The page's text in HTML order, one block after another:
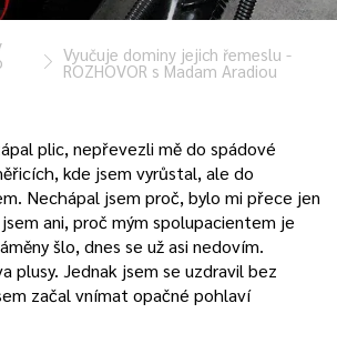
Vyučuje dominy jejich řemeslu -
ROZHOVOR s Madam Aradiou
plic, nepřevezli mě do spádové
kde jsem vyrůstal, ale do
Nechápal jsem proč, bylo mi přece jen
ani, proč mým spolupacientem je
šlo, dnes se už asi nedovím.
plusy. Jednak jsem se uzdravil bez
začal vnímat opačné pohlaví